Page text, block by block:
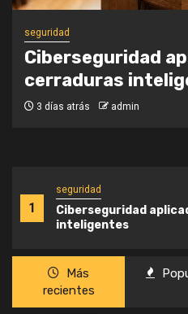
1
seguridad
Ciberseguridad
inteligentes
seguridad
Cómo crear
para proteger tu
1 semana atrás admin
Más
recientes